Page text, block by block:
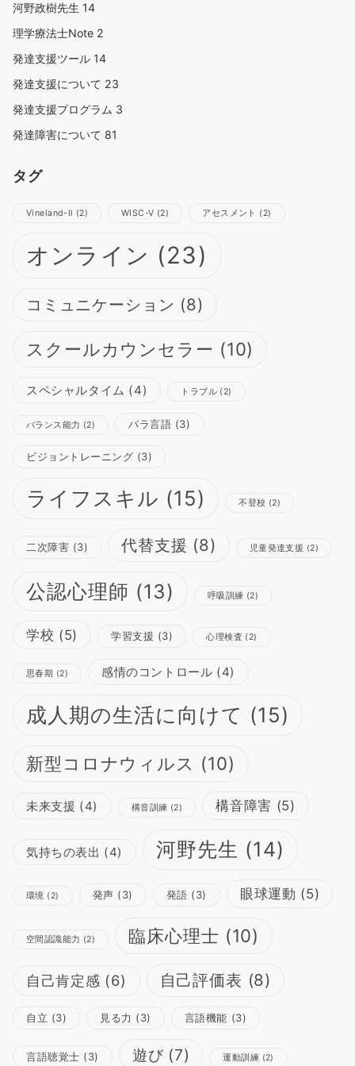
河野政樹先生 14
理学療法士Note 2
発達支援ツール 14
発達支援について 23
発達支援プログラム 3
発達障害について 81
タグ
Vineland-Ⅱ (2) WISC-Ⅴ (2) アセスメント (2)
オンライン (23)
コミュニケーション (8)
スクールカウンセラー (10)
スペシャルタイム (4) トラブル (2)
バランス能力 (2) パラ言語 (3)
ビジョントレーニング (3)
ライフスキル (15) 不登校 (2)
二次障害 (3) 代替支援 (8) 児童発達支援 (2)
公認心理師 (13) 呼吸訓練 (2)
学校 (5) 学習支援 (3) 心理検査 (2)
思春期 (2) 感情のコントロール (4)
成人期の生活に向けて (15)
新型コロナウィルス (10)
未来支援 (4) 構音訓練 (2) 構音障害 (5)
気持ちの表出 (4) 河野先生 (14)
環境 (2) 発声 (3) 発語 (3) 眼球運動 (5)
空間認識能力 (2) 臨床心理士 (10)
自己肯定感 (6) 自己評価表 (8)
自立 (3) 見る力 (3) 言語機能 (3)
言語聴覚士 (3) 遊び(7) 運動訓練 (2)